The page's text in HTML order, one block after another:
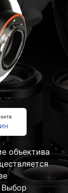
объектива
Выбор